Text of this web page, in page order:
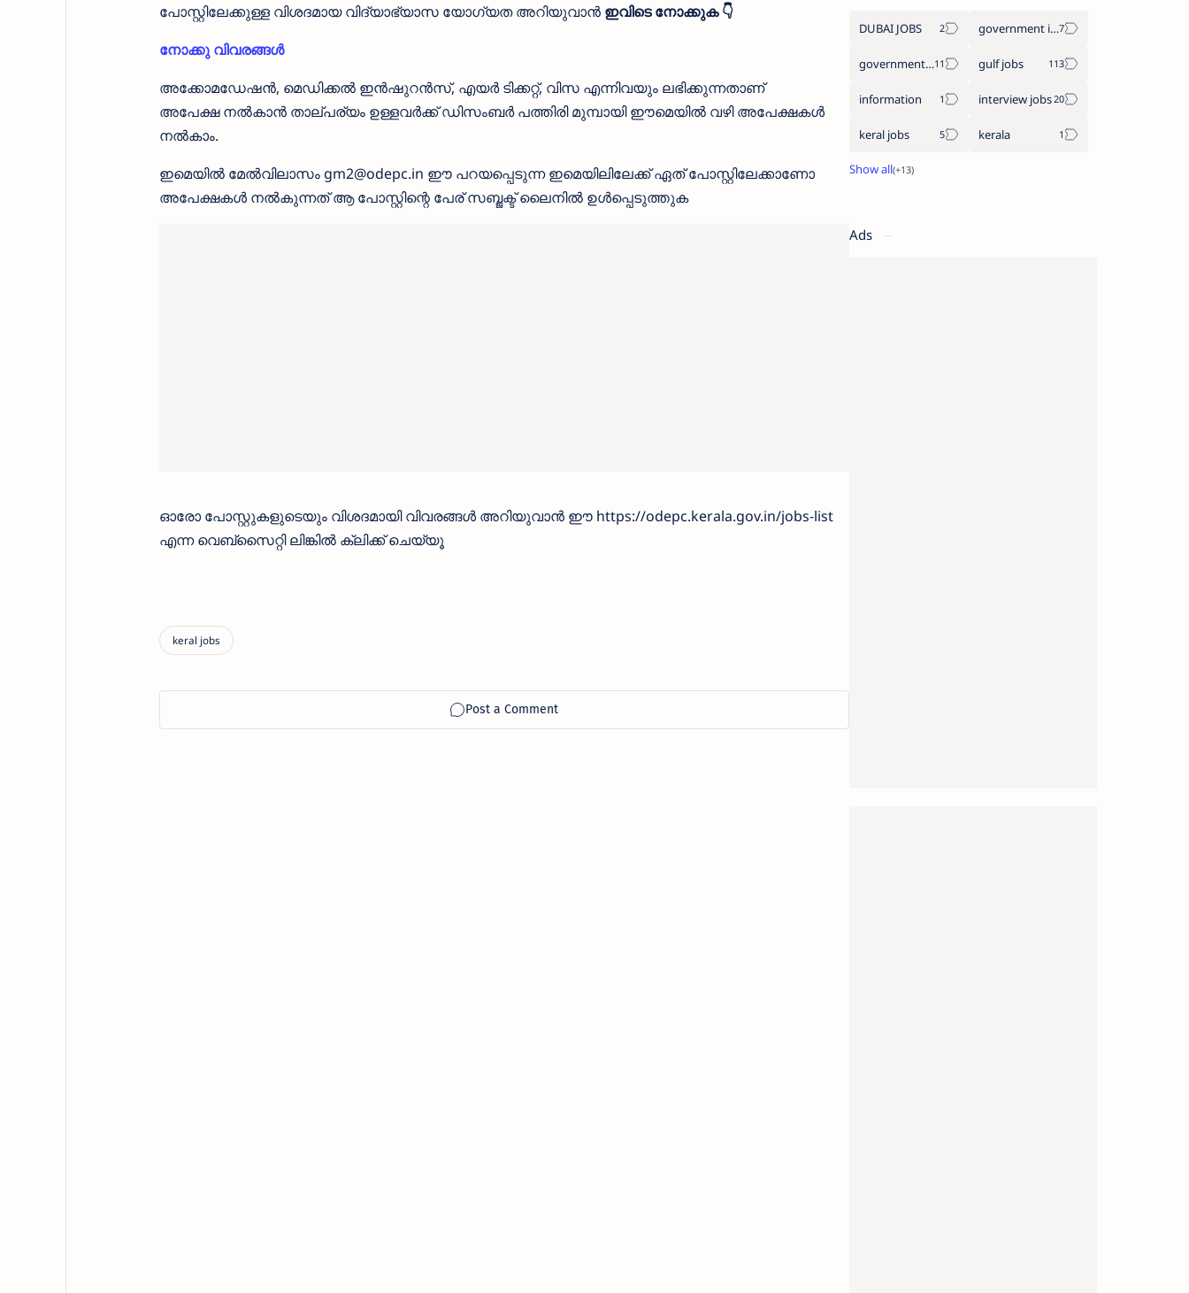
പോസ്റ്റിലേക്കുള്ള വിശദമായ വിദ്യാഭ്യാസ യോഗ്യത അറിയുവാൻ ഇവിടെ നോക്കുക 👇
നോക്കു വിവരങ്ങൾ
അക്കോമഡേഷൻ, മെഡിക്കൽ ഇൻഷുറൻസ്, എയർ ടിക്കറ്റ്, വിസ എന്നിവയും ലഭിക്കുന്നതാണ്
അപേക്ഷ നൽകാൻ താല്പര്യം ഉള്ളവർക്ക് ഡിസംബർ പത്തിരി മുമ്പായി ഈമെയിൽ വഴി അപേക്ഷകൾ
നൽകാം.
ഇമെയിൽ മേൽവിലാസം gm2@odepc.in ഈ പറയപ്പെടുന്ന ഇമെയിലിലേക്ക് ഏത് പോസ്റ്റിലേക്കാണോ
അപേക്ഷകൾ നൽകുന്നത് ആ പോസ്റ്റിന്റെ പേര് സബ്ജക്ട് ലൈനിൽ ഉൾപ്പെടുത്തുക
ഓരോ പോസ്റ്റുകളുടെയും വിശദമായി വിവരങ്ങൾ അറിയുവാൻ ഈ https://odepc.kerala.gov.in/jobs-list
എന്ന വെബ്സൈറ്റി ലിങ്കിൽ ക്ലിക്ക് ചെയ്യൂ
DUBAI JOBS government information
government jobs gulf jobs
information interview jobs
keral jobs kerala
Ads